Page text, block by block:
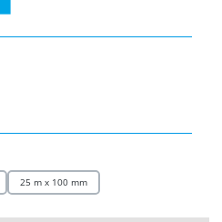
25 m x 100 mm